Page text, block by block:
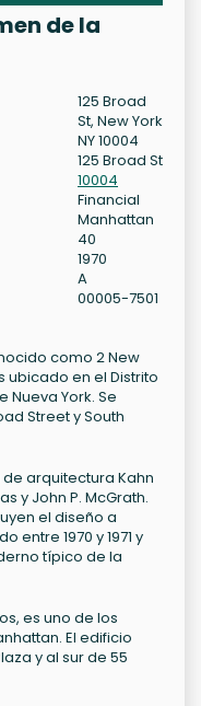
de la
125 Broad
St, New York
NY 10004
125 Broad St
10004
Financial
Manhattan
40
1970
A
00005-7501
como 2 New
ubicado en el Distrito
Nueva York. Se
Street y South
arquitectura Kahn
y John P. McGrath.
el diseño a
entre 1970 y 1971 y
típico de la
es uno de los
El edificio
y al sur de 55